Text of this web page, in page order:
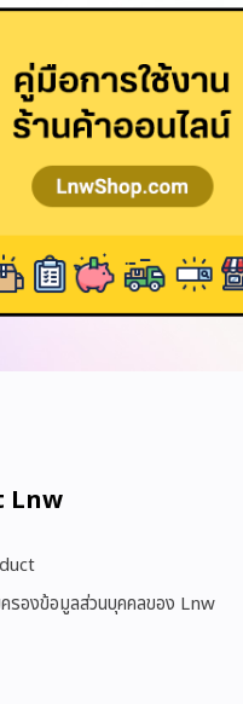
Lnw​
รองข้อมูลส่วนบุคคลของ Lnw